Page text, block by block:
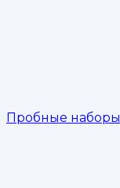
Пробные наборы